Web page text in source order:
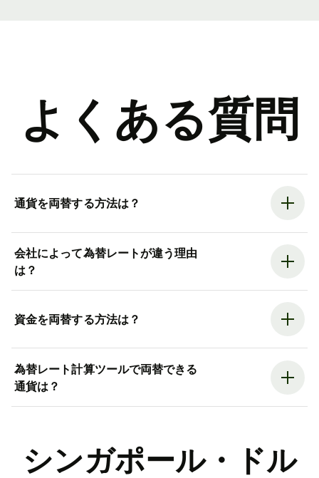
よくある質問
通貨を両替する方法は？
会社によって為替レートが違う理由
は？
資金を両替する方法は？
為替レート計算ツールで両替できる
通貨は？
シンガポール・ドル